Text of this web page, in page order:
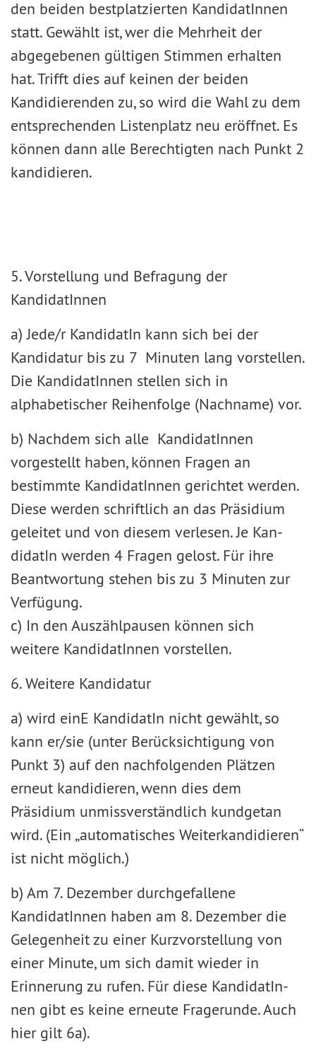
den beiden bestplat­zierten KandidatInnen
statt. Gewählt ist, wer die Mehrheit der
abgegebenen gültigen Stimmen erhal­ten
hat. Trifft dies auf keinen der beiden
Kandidierenden zu, so wird die Wahl zu dem
entsprechenden Listenplatz neu eröffnet. Es
können dann alle Berechtigten nach Punkt 2
kandidieren.
5. Vorstellung und Befragung der
KandidatInnen
a) Jede/r KandidatIn kann sich bei der
Kandidatur bis zu 7 Minuten lang vorstellen.
Die KandidatInnen stellen sich in
alphabetischer Reihenfolge (Nachname) vor.
b) Nachdem sich alle KandidatInnen
vorgestellt haben, können Fragen an
bestimmte KandidatInnen gerichtet werden.
Diese werden schriftlich an das Präsidium
geleitet und von diesem verlesen. Je Kan­
didatIn werden 4 Fragen gelost. Für ihre
Beantwortung stehen bis zu 3 Minuten zur
Verfügung.
c) In den Auszählpausen können sich
weitere KandidatInnen vorstellen.
6. Weitere Kandidatur
a) wird einE KandidatIn nicht gewählt, so
kann er/sie (unter Berücksichtigung von
Punkt 3) auf den nachfolgenden Plätzen
erneut kandidieren, wenn dies dem
Präsidium unmissverständlich kundgetan
wird. (Ein „automatisches Weiterkandidieren“
ist nicht möglich.)
b) Am 7. Dezember durchgefallene
KandidatInnen haben am 8. Dezember die
Gelegenheit zu einer Kurzvorstellung von
einer Minute, um sich damit wieder in
Erinnerung zu rufen. Für diese KandidatIn­
nen gibt es keine erneute Fragerunde. Auch
hier gilt 6a).